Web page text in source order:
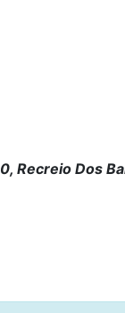
Recreio Dos